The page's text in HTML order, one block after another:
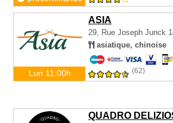
ASIA
29, Rue Joseph Junck
asiatique, chinoise
Lun 11:00h (62)
QUADRO